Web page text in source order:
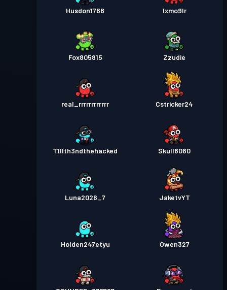
Husdon1768 Ixmo9lr
Fox805815 Zzudie
real_rrrrrrrrrrrr Cstricker24
T1llth3ndthehacked Skull8080
Luna2026_7 JaketvYT
Holden247etyu Owen327